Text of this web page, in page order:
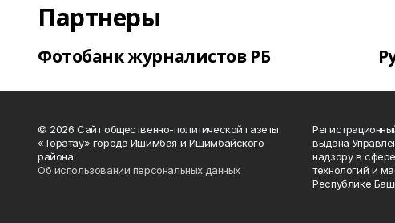
Партнеры
Фотобанк журналистов РБ
© 2026 Сайт общественно-политической газеты
«Торатау» города Ишимбая и Ишимбайского
района
Об использовании персональных данных
выдана
надзору в
технологий и
Республике